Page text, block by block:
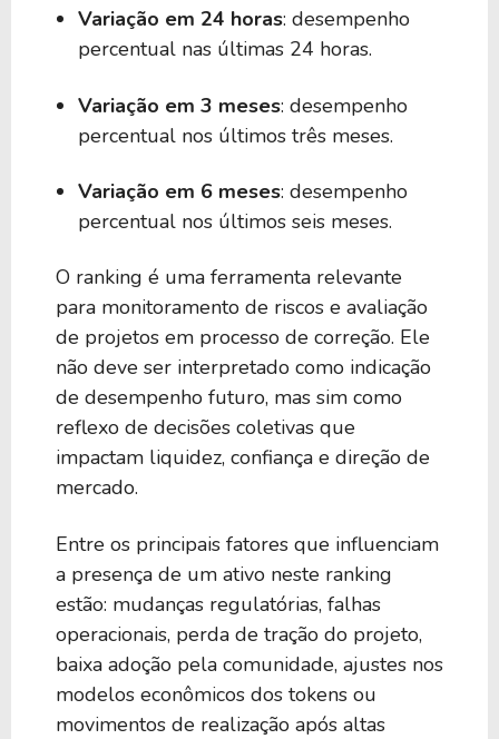
Variação em 24 horas: desempenho
percentual nas últimas 24 horas.
Variação em 3 meses: desempenho
percentual nos últimos três meses.
Variação em 6 meses: desempenho
percentual nos últimos seis meses.
O ranking é uma ferramenta relevante
para monitoramento de riscos e avaliação
de projetos em processo de correção. Ele
não deve ser interpretado como indicação
de desempenho futuro, mas sim como
reflexo de decisões coletivas que
impactam liquidez, confiança e direção de
mercado.
Entre os principais fatores que influenciam
a presença de um ativo neste ranking
estão: mudanças regulatórias, falhas
operacionais, perda de tração do projeto,
baixa adoção pela comunidade, ajustes nos
modelos econômicos dos tokens ou
movimentos de realização após altas